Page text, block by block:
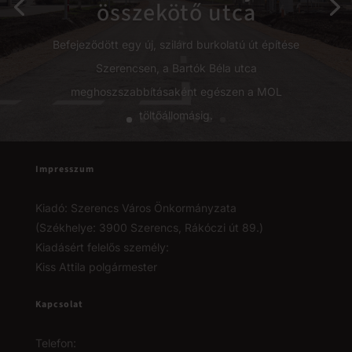
összekötő utca
Befejeződött egy új, szilárd burkolatú út építése
Szerencsen, a Bartók Béla utca
meghoszszabbításaként egészen a MOL
töltőállomásig.
Impresszum
Kiadó: Szerencs Város Önkormányzata
(Székhelye: 3900 Szerencs, Rákóczi út 89.)
Kiadásért felelős személy:
Kiss Attila polgármester
Kapcsolat
Telefon: